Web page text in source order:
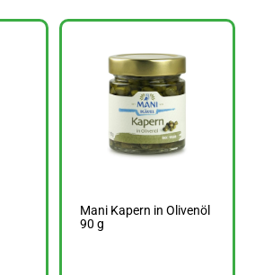
Mani Kapern in Olivenöl
90 g